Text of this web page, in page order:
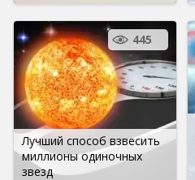
Лучший способ взвесить
миллионы одиночных
звезд
445